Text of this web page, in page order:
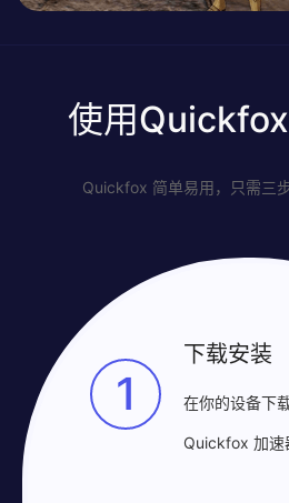
使用
Quickfox 简单易用，只需三
1
下载安装
在你的设备下
Quickfox 加速